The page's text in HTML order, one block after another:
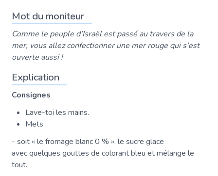
Mot du moniteur
Comme le peuple d'Israël est passé au travers de la
mer, vous allez confectionner une mer rouge qui s'est
ouverte aussi !
Explication
Consignes
Lave-toi les mains.
Mets :
- soit « le fromage blanc 0 % », le sucre glace
avec quelques gouttes de colorant bleu et mélange le
tout.